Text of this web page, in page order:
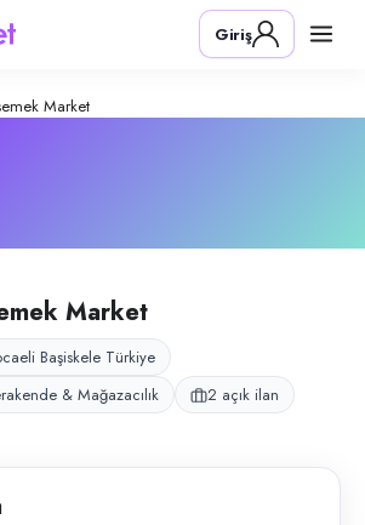
– Şirket Profili
Başiskele'de bakkal/market
Giriş
Market
Market
Başiskele Türkiye
& Mağazacılık
2 açık ilan